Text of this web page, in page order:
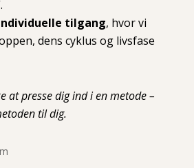
tilgang, hvor vi
dens cyklus og livsfase
at presse dig ind i en metode –
til dig.